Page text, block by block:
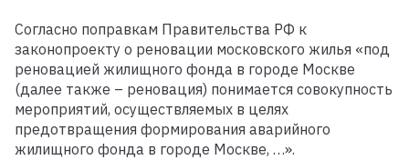
Согласно поправкам Правительства РФ к
законопроекту о реновации московского жилья «под
реновацией жилищного фонда в городе Москве
(далее также – реновация) понимается совокупность
мероприятий, осуществляемых в целях
предотвращения формирования аварийного
жилищного фонда в городе Москве, …».